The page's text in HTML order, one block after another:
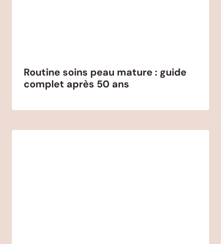
Routine soins peau mature : guide
complet après 50 ans